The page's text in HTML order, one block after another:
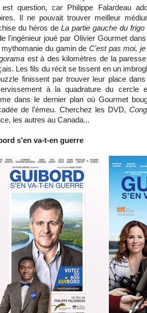
est question, car Philippe Falardeau
Il ne pouvait trouver meilleur
du héros de La partie gauche du frigo
l'ingénieur joué par Olivier Gourmet
mythomanie du gamin de C'est pas moi,
est à des kilomètres de la
Les fils du récit se tissent en un
finissent par trouver leur place
à la quadrature du cercle
dans le dernier plan où Gourmet
de l'émeu. Cherchez les DVD,
les autres au Canada...
s'en va-t-en guerre